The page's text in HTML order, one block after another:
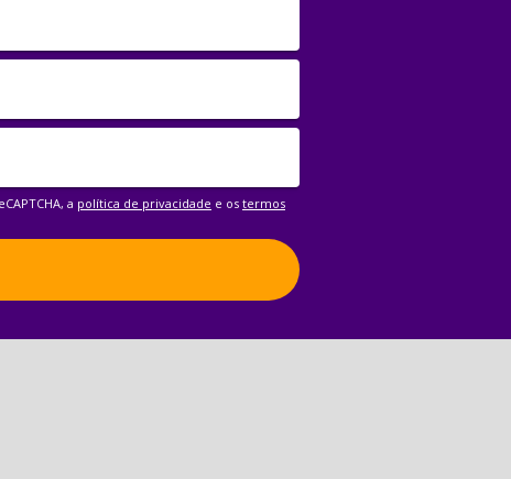
a política de privacidade e os termos